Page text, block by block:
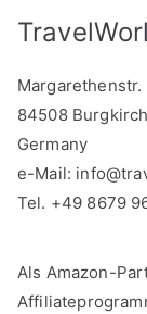
Margarethenstr.
84508
Germany
e-Mail:
Tel. +49 8679
Als Amazon-